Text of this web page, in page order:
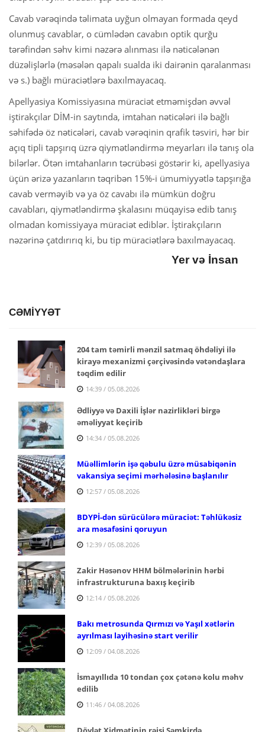
Cavab vərəqində təlimata uyğun olmayan formada qeyd
olunmuş cavablar, o cümlədən cavabın optik qurğu
tərəfindən səhv kimi nəzərə alınması ilə nəticələnən
düzəlişlərlə (məsələn qapalı sualda iki dairənin qaralanması
və s.) bağlı müraciətlərə baxılmayacaq.
Apellyasiya Komissiyasına müraciət etməmişdən əvvəl
iştirakçılar DİM-in saytında, imtahan nəticələri ilə bağlı
səhifədə öz nəticələri, cavab vərəqinin qrafik təsviri, hər bir
açıq tipli tapşırıq üzrə qiymətləndirmə meyarları ilə tanış ola
bilərlər. Ötən imtahanların təcrübəsi göstərir ki, apellyasiya
üçün ərizə yazanların təqribən 15%-i ümumiyyətlə tapşırığa
cavab verməyib və ya öz cavabı ilə mümkün doğru
cavabları, qiymətləndirmə şkalasını müqayisə edib tanış
olmadan komissiyaya müraciət ediblər. İştirakçıların
nəzərinə çatdırırıq ki, bu tip müraciətlərə baxılmayacaq.
Yer və İnsan
CƏMİYYƏT
204 tam təmirli mənzil satmaq öhdəliyi ilə
kirayə mexanizmi çərçivəsində vətəndaşlara
təqdim edilir
14:39 / 05.08.2026
Ədliyyə və Daxili İşlər nazirlikləri birgə
əməliyyat keçirib
14:34 / 05.08.2026
Müəllimlərin işə qəbulu üzrə müsabiqənin
vakansiya seçimi mərhələsinə başlanılır
12:57 / 05.08.2026
BDYPİ-dən sürücülərə müraciət: Təhlükəsiz
ara məsafəsini qoruyun
12:39 / 05.08.2026
Zakir Həsənov HHM bölmələrinin hərbi
infrastrukturuna baxış keçirib
12:14 / 05.08.2026
Bakı metrosunda Qırmızı və Yaşıl xətlərin
ayrılması layihəsinə start verilir
12:09 / 04.08.2026
İsmayıllıda 10 tondan çox çətənə kolu məhv
edilib
11:46 / 04.08.2026